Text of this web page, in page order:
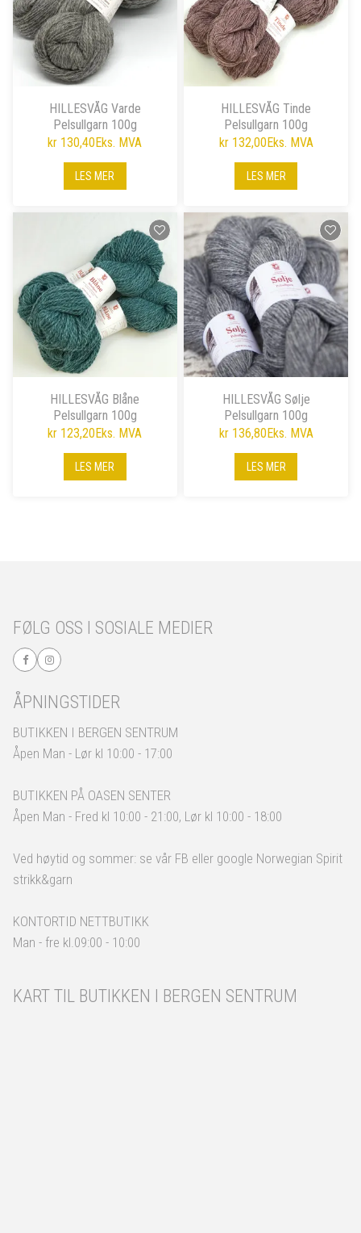
HILLESVÅG Varde
Pelsullgarn 100g
kr 130,40Eks. MVA
LES MER
HILLESVÅG Tinde
Pelsullgarn 100g
kr 132,00Eks. MVA
LES MER
HILLESVÅG Blåne
Pelsullgarn 100g
kr 123,20Eks. MVA
LES MER
HILLESVÅG Sølje
Pelsullgarn 100g
kr 136,80Eks. MVA
LES MER
FØLG OSS I SOSIALE MEDIER
ÅPNINGSTIDER
BUTIKKEN I BERGEN SENTRUM
Åpen Man - Lør kl 10:00 - 17:00
BUTIKKEN PÅ OASEN SENTER
Åpen Man - Fred kl 10:00 - 21:00, Lør kl 10:00 - 18:00
Ved høytid og sommer: se vår FB eller google Norwegian Spirit
strikk&garn
KONTORTID NETTBUTIKK
Man - fre kl.09:00 - 10:00
KART TIL BUTIKKEN I BERGEN SENTRUM